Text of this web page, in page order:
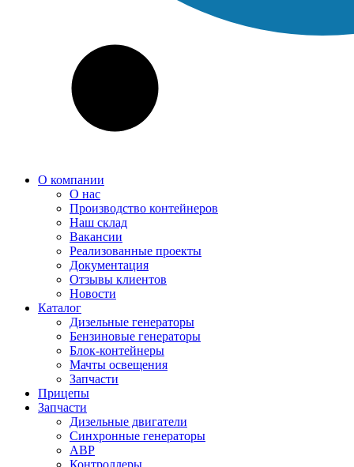
О компании
О нас
Производство контейнеров
Наш склад
Вакансии
Реализованные проекты
Документация
Отзывы клиентов
Новости
Каталог
Дизельные генераторы
Бензиновые генераторы
Блок-контейнеры
Мачты освещения
Запчасти
Прицепы
Запчасти
Дизельные двигатели
Синхронные генераторы
АВР
Контроллеры